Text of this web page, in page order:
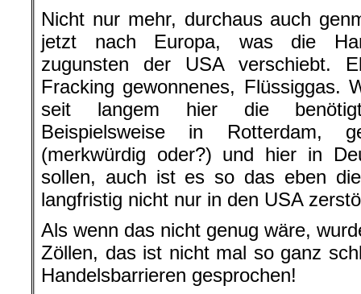
Nicht nur mehr, durchaus auch
jetzt nach Europa, was die
zugunsten der USA verschiebt.
Fracking gewonnenes, Flüssiggas.
seit langem hier die
Beispielsweise in Rotterdam,
(merkwürdig oder?) und hier in
sollen, auch ist es so das eben
langfristig nicht nur in den USA
Als wenn das nicht genug wäre,
Zöllen, das ist nicht mal so ganz
Handelsbarrieren gesprochen!